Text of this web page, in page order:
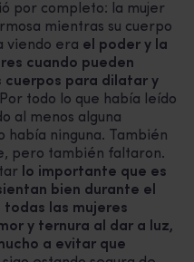
por completo: la mujer
mientras su cuerpo
viendo era el poder y la
cuando pueden
cuerpos para dilatar y
todo lo que había leído
al menos alguna
había ninguna. También
pero también faltaron.
lo importante que es
bien durante el
las mujeres
y ternura al dar a luz,
a evitar que